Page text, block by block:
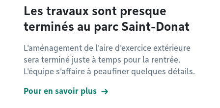
Les travaux sont presque
terminés au parc Saint-Donat
L'aménagement de l'aire d'exercice extérieure
sera terminé juste à temps pour la rentrée.
L'équipe s'affaire à peaufiner quelques détails.
Pour en savoir plus